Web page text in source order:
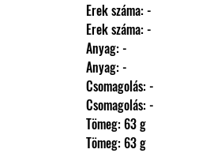
                Erek száma: -
                Erek száma: -
                Anyag: -
                Anyag: -
                Csomagolás: -
                Csomagolás: -
                Tömeg: 63 g
                Tömeg: 63 g